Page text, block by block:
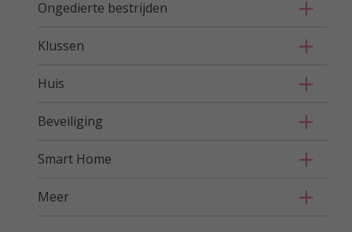
Ongedierte bestrijden
Klussen
Huis
Beveiliging
Smart Home
Meer